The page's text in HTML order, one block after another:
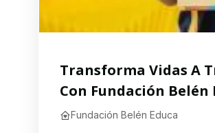
Transforma Vidas A
Con Fundación Belén
Fundación Belén Educa